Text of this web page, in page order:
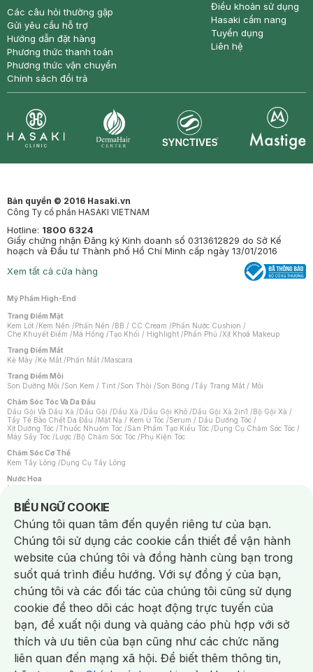
Các câu hỏi thường gặp
Gửi yêu cầu hỗ trợ
Hướng dẫn đặt hàng
Phương thức thanh toán
Phương thức vận chuyển
Chính sách đổi trả
Điều khoản sử dụng
Hasaki cẩm nang
Tuyển dụng
Liên hệ
Bản quyền © 2016 Hasaki.vn
Công Ty cổ phần HASAKI VIETNAM
Hotline: 1800 6324
Giấy chứng nhận Đăng ký Kinh doanh số 0313612829 do Sở Kế
hoạch và Đầu tư Thành phố Hồ Chí Minh cấp ngày 13/01/2016
Xem tất cả cửa hàng
Mỹ Phẩm High-End
Trang Điểm Mặt
Kem Lót /Kem Nền /Phấn Nền /BB / CC Cream /Phấn Nước Cushion /
Che Khuyết Điểm /Má Hồng /Tạo Khối / Highlight /Phấn Phủ /Xịt Khoá Makeup
Trang Điểm Mắt
Kẻ Mày /Kẻ Mắt /Phấn Mắt /Mascara
Trang Điểm Môi
Son Dưỡng Môi /Son Kem / Tint /Son Thỏi /Son Bóng /Tẩy Trang Mắt / Môi
Chăm Sóc Tóc Và Da Đầu
Dầu Gội Và Dầu Xả /Dầu Gội /Dầu Xả /Dầu Gội Khô /Dầu Gội Xả 2in1 /Bộ Gội Xả /
Tẩy Tế Bào Chết Da Đầu /Mặt Nạ / Kem Ủ Tóc /Serum / Dầu Dưỡng Tóc /
Xịt Dưỡng Tóc /Thuốc Nhuộm Tóc /Sản Phẩm Tạo Kiểu Tóc /Dụng Cụ Chăm Sóc Tóc /
Máy Sấy Tóc /Lược /Bộ Chăm Sóc Tóc /Phụ Kiện Tóc
Chăm Sóc Cơ Thể
Kem Tẩy Lông /Dụng Cụ Tẩy Lông
Nước Hoa
Nước Hoa Nữ
Chăm Sóc Cá Nhân
Chống Muỗi /Khẩu Trang /Máy Massage/Mặt Nạ Xông Hơi /Nước Rửa Tay/
Sản Phẩm Chăm Sóc Khác /Bàn Chải Đánh Răng /Bàn Chải Điện/
Hỗ Trợ Trắng Răng/Kem Đánh Răng /Máy Tăm Nước/ Nước Súc Miệng/
Tăm / Chỉ Nha Khoa/ Xịt Thơm Miệng / Dung Dịch Vệ Sinh/Dưỡng Vùng Kín/
Khăn Ướt Vệ Sinh Vùng Kín/Băng Vệ Sinh/Tampon/Bọt Cạo Râu /Dao Cạo Râu/
Máy Cạo Râu
Vấn Đề Về Da
Da Dầu / Lỗ Chân Lông To/ Da Khô / Mất Nước/ Da Lão Hóa/ Da Mụn/
Da Nhạy Cảm / Kích Ứng
Da Xỉn Màu Thâm / Nám / Tàn Nhang
Quầng Thâm & Bọng Mắt /Sẹo /Viêm Da Cơ Địa
Dụng Cụ / Phụ Kiện Chăm Sóc Da
Bông Tẩy Trang
Khăn Lau Mặt Khô Dụng Cụ / Máy Rửa Mặt Máy Chăm Sóc Da
Dụng Cụ Chăm Sóc Khác
BIỂU NGỮ COOKIE
Notice about cookies usage
Chúng tôi quan tâm đến quyền riêng tư của bạn.
Chúng tôi sử dụng các cookie cần thiết để vận hành
website của chúng tôi và đồng hành cùng bạn trong
suốt quá trình điều hướng. Với sự đồng ý của bạn,
chúng tôi và các đối tác của chúng tôi cũng sử dụng
cookie để theo dõi các hoạt động trực tuyến của
bạn, đề xuất nội dung và quảng cáo phù hợp với sở
thích và ưu tiên của bạn cũng như các chức năng
liên quan đến mạng xã hội. Để biết thêm thông tin,